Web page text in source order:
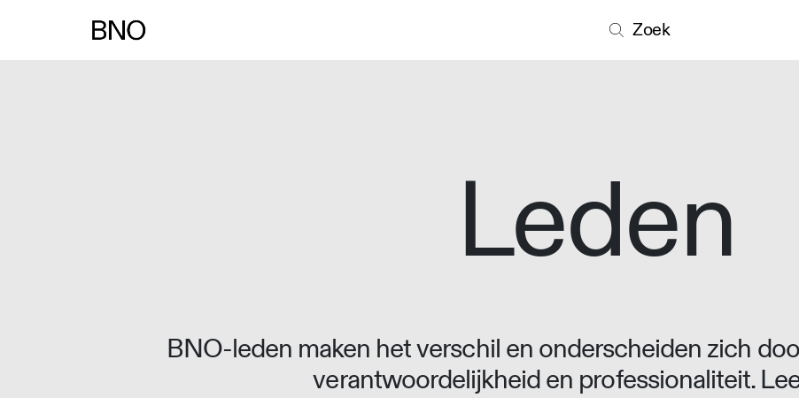
Zoek
Leden
BNO-leden maken het verschil en onderscheiden zich
verantwoordelijkheid en professionaliteit.